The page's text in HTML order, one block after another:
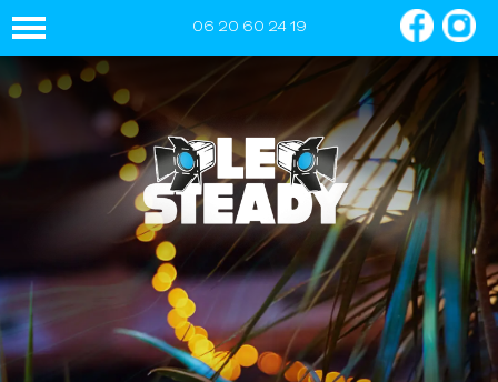
06 20 60 24 19